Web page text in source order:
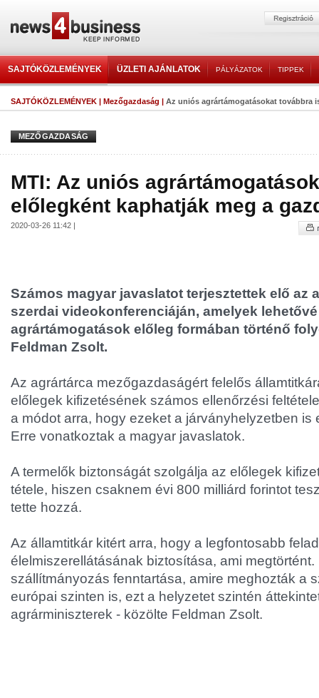
SAJTÓKÖZLEMÉNYEK ÜZLETI AJÁNLATOK PÁLYÁZATOK TIPPEK
SAJTÓKÖZLEMÉNYEK | Mezőgazdaság | Az uniós agrártámogatásokat továbbra
MEZŐGAZDASÁG
MTI: Az uniós
előlegként kaphatják meg a
2020-03-26 11:42 |
Számos magyar javaslatot terjesztettek elő az
szerdai videokonferenciáján, amelyek
agrártámogatások előleg formában történő
Feldman Zsolt.
Az agrártárca mezőgazdaságért felelős
előlegek kifizetésének számos ellenőrzési
a módot arra, hogy ezeket a járványhelyzetben is
Erre vonatkoztak a magyar javaslatok.
A termelők biztonságát szolgálja az előlegek
tétele, hiszen csaknem évi 800 milliárd forintot
tette hozzá.
Az államtitkár kitért arra, hogy a legfontosabb
élelmiszerellátásának biztosítása, ami
szállítmányozás fenntartása, amire meghozták a
európai szinten is, ezt a helyzetet szintén
agrárminiszterek - közölte Feldman Zsolt.